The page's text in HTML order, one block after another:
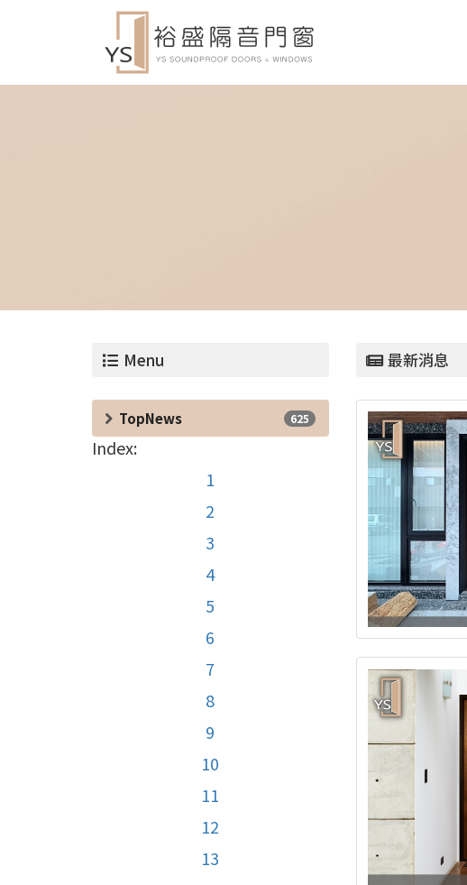
Menu
TopNews 625
Index:
1
2
3
4
5
6
7
8
9
10
11
12
13
最新消息